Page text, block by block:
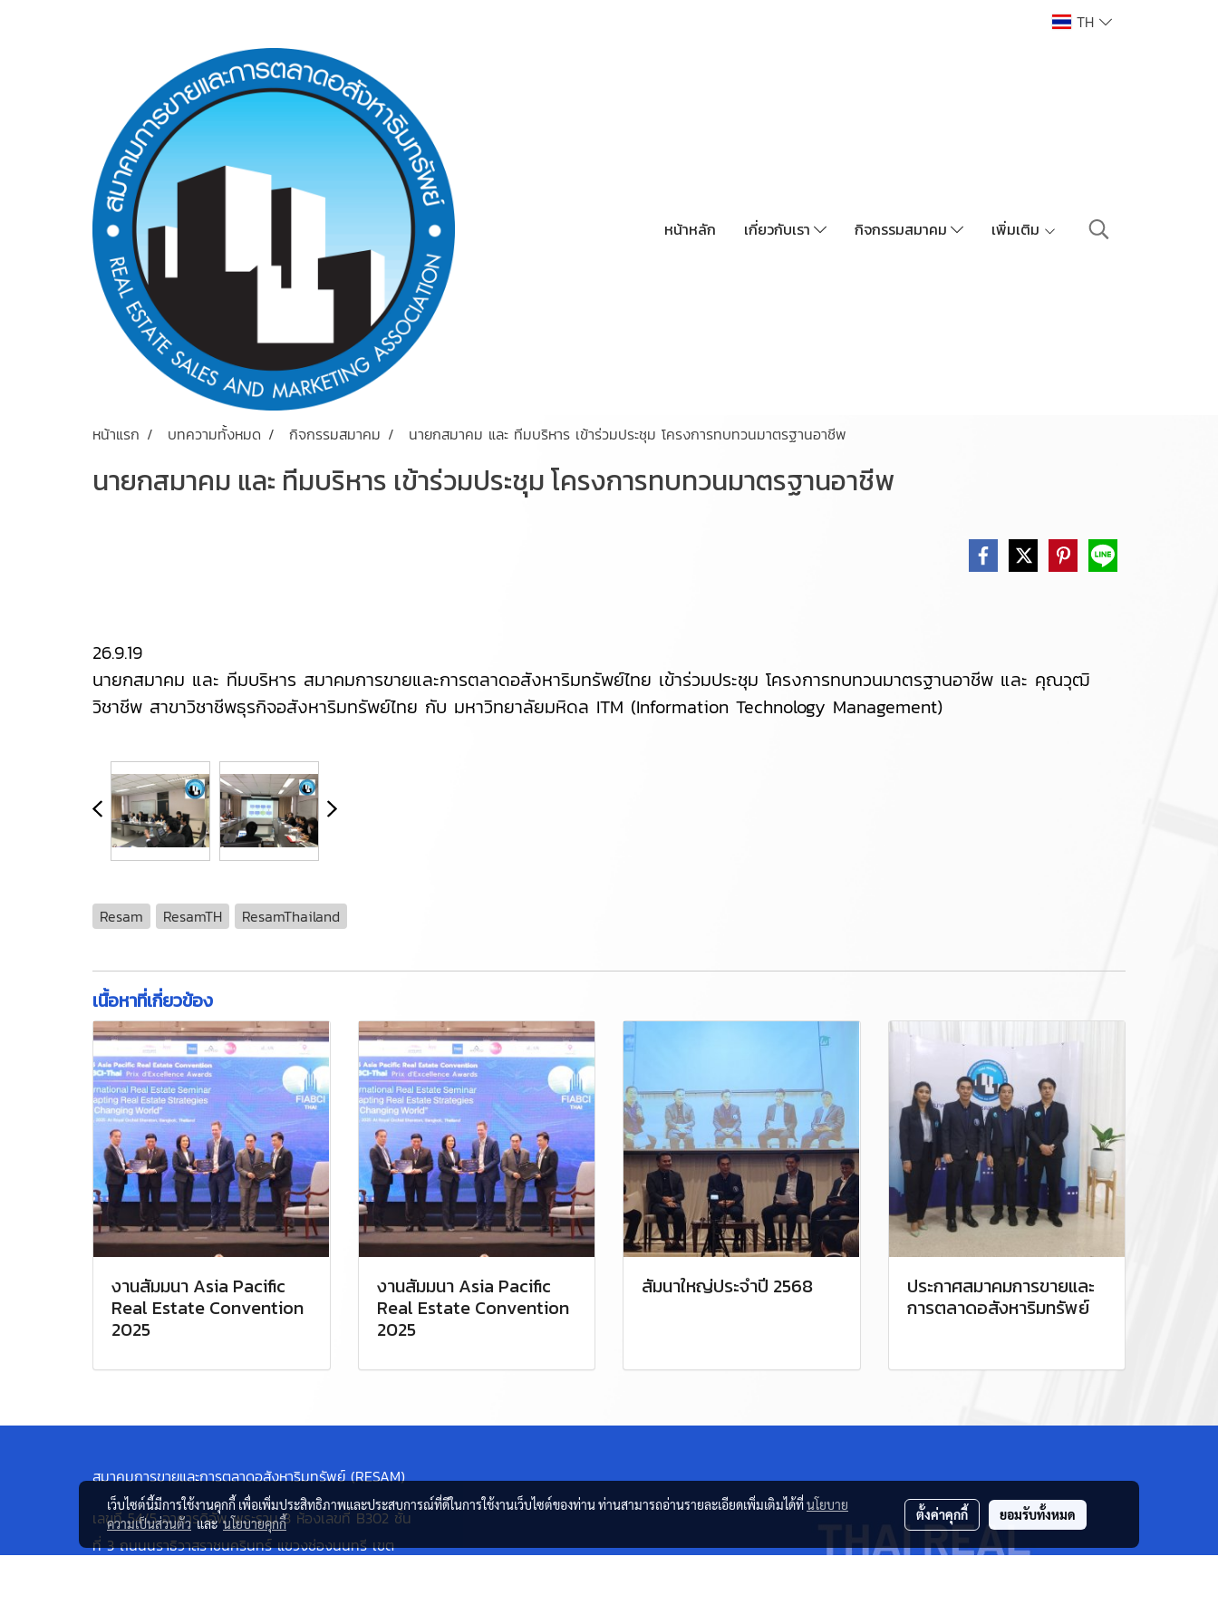
TH
หน้าหลัก เกี่ยวกับเรา กิจกรรมสมาคม เพิ่มเติม
หน้าแรก บทความทั้งหมด กิจกรรมสมาคม นายกสมาคม และ ทีมบริหาร เข้าร่วมประชุม โครงการทบทวนมาตรฐานอาชีพ
นายกสมาคม และ ทีมบริหาร เข้าร่วมประชุม โครงการทบทวนมาตรฐานอาชีพ
26.9.19
นายกสมาคม และ ทีมบริหาร สมาคมการขายและการตลาดอสังหาริมทรัพย์ไทย เข้าร่วมประชุม โครงการทบทวนมาตรฐานอาชีพ และ คุณวุฒิ
วิชาชีพ สาขาวิชาชีพธุรกิจอสังหาริมทรัพย์ไทย กับ มหาวิทยาลัยมหิดล ITM (Information Technology Management)
Resam ResamTH ResamThailand
เนื้อหาที่เกี่ยวข้อง
งานสัมมนา Asia Pacific
Real Estate Convention
2025
งานสัมมนา Asia Pacific
Real Estate Convention
2025
สัมนาใหญ่ประจำปี 2568
ประกาศสมาคมการขายและ
การตลาดอสังหาริมทรัพย์
สมาคมการขายและการตลาดอสังหาริมทรัพย์ (RESAM)
เลขที่ 54/5 อาคารดิอัพ พระราม 3 ห้องเลขที่ B302 ชั้น
ที่ 3 ถนนนราธิวาสราชนครินทร์ แขวงช่องนนทรี เขต
เว็บไซต์นี้มีการใช้งานคุกกี้ เพื่อเพิ่มประสิทธิภาพและประสบการณ์ที่ดีในการใช้งานเว็บไซต์ของท่าน ท่านสามารถอ่านรายละเอียดเพิ่มเติมได้ที่นโยบาย
ความเป็นส่วนตัวและนโยบายคุกกี้
ตั้งค่าคุกกี้ ยอมรับทั้งหมด